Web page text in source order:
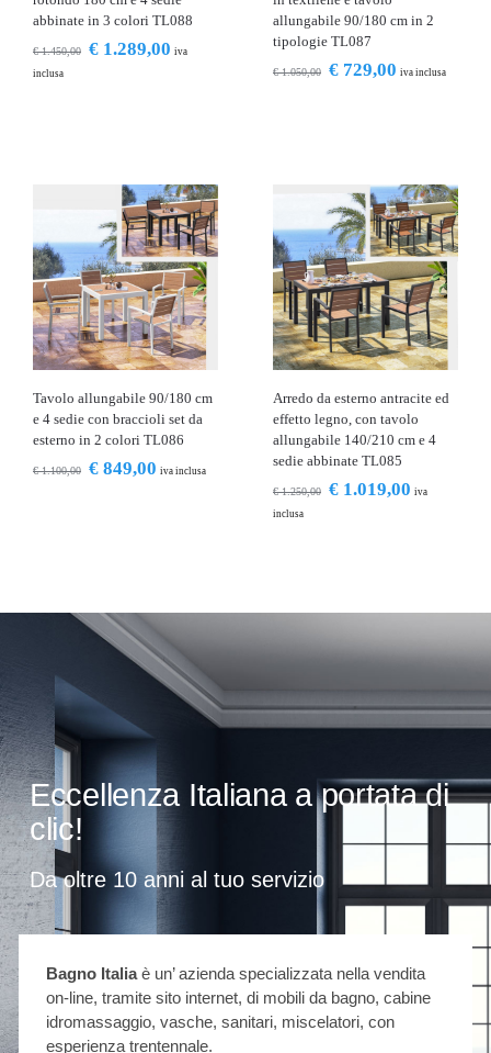
abbinate in 3 colori TL088
€1.450,00 € 1.289,00 iva
inclusa
allungabile 90/180 cm in 2
tipologie TL087
€1.050,00 € 729,00 iva inclusa
Tavolo allungabile 90/180 cm
e 4 sedie con braccioli set da
esterno in 2 colori TL086
€1.100,00 € 849,00 iva inclusa
Arredo da esterno antracite ed
effetto legno, con tavolo
allungabile 140/210 cm e 4
sedie abbinate TL085
€1.250,00 € 1.019,00 iva
inclusa
Eccellenza Italiana a portata di
clic!
Da oltre 10 anni al tuo servizio
Bagno Italiaè un’ azienda specializzata nella vendita
on-line, tramite sito internet, di mobili da bagno, cabine
idromassaggio, vasche, sanitari, miscelatori, con
esperienza trentennale.